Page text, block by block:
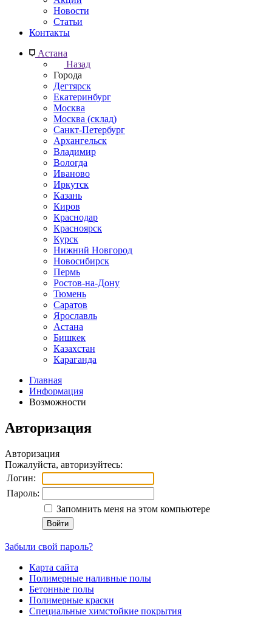
Новости
Статьи
Контакты
Астана
Назад
Города
Дегтярск
Екатеринбург
Москва
Москва (склад)
Санкт-Петербург
Архангельск
Владимир
Вологда
Иваново
Иркутск
Казань
Киров
Краснодар
Красноярск
Курск
Нижний Новгород
Новосибирск
Пермь
Ростов-на-Дону
Тюмень
Саратов
Ярославль
Астана
Бишкек
Казахстан
Караганда
Главная
Информация
Возможности
Авторизация
Авторизация
Пожалуйста, авторизуйтесь:
Логин:
Пароль:
Запомнить меня на этом компьютере
Забыли свой пароль?
Карта сайта
Полимерные наливные полы
Бетонные полы
Полимерные краски
Специальные химстойкие покрытия